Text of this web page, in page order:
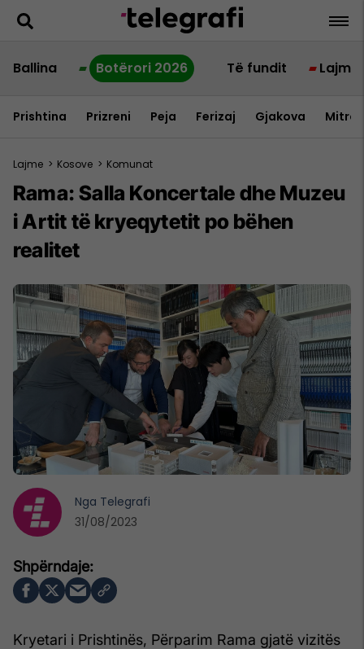
Ballina Botërori 2026 Të fundit Lajme
Prishtina Prizreni Peja Ferizaj Gjakova
Lajme > Kosove > Komunat
​Rama: Salla Koncertale dhe Muzeu
i Artit të kryeqytetit po bëhen
realitet
Kryetari i Prishtinës, Përparim Rama gjatë vizitës
Nga Telegrafi
31/08/2023